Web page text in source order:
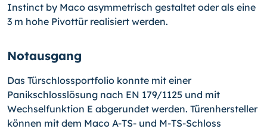
Instinct by Maco asymmetrisch gestaltet oder als eine
3 m hohe Pivottür realisiert werden.
Notausgang
Das Türschlossportfolio konnte mit einer
Panikschlosslösung nach EN 179/1125 und mit
Wechselfunktion E abgerundet werden. Türenhersteller
können mit dem Maco A-TS- und M-TS-Schloss